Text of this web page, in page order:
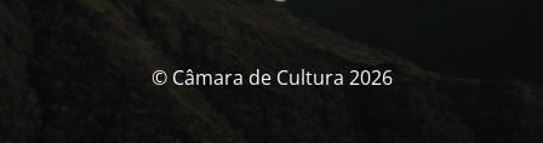
© Câmara de Cultura 2026